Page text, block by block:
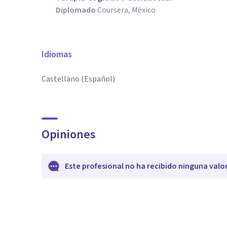
DiplomadoCoursera, México
Idiomas
Castellano (Español)
Opiniones
Este profesional no ha recibido ninguna